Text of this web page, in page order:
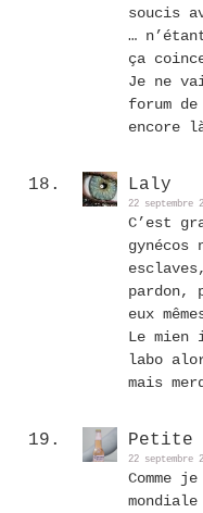
soucis
…
ça
Je ne
forum
encore
Laly
22 septembre
C’est
gynécos
pardon,
eux
Le
labo
mais
Petite
22 septembre
Comme